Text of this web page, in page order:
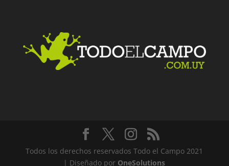
Todos los derechos reservados Todo el Campo 2021
| Diseñado por OneSolutions
Facebook